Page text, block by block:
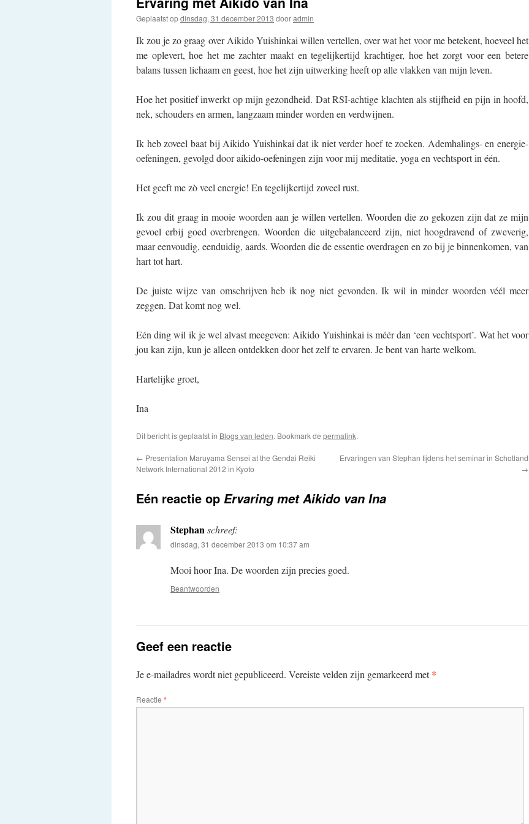
Geplaatst opdinsdag, 31 december 2013 dooradmin
Ik zou je zo graag over Aikido Yuishinkai willen vertellen, over wat het voor me betekent, hoeveel het
me oplevert, hoe het me zachter maakt en tegelijkertijd krachtiger, hoe het zorgt voor een betere
balans tussen lichaam en geest, hoe het zijn uitwerking heeft op alle vlakken van mijn leven.
Hoe het positief inwerkt op mijn gezondheid. Dat RSI-achtige klachten als stijfheid en pijn in hoofd,
nek, schouders en armen, langzaam minder worden en verdwijnen.
Ik heb zoveel baat bij Aikido Yuishinkai dat ik niet verder hoef te zoeken. Ademhalings- en energie-
oefeningen, gevolgd door aikido-oefeningen zijn voor mij meditatie, yoga en vechtsport in één.
Het geeft me zò veel energie! En tegelijkertijd zoveel rust.
Ik zou dit graag in mooie woorden aan je willen vertellen. Woorden die zo gekozen zijn dat ze mijn
gevoel erbij goed overbrengen. Woorden die uitgebalanceerd zijn, niet hoogdravend of zweverig,
maar eenvoudig, eenduidig, aards. Woorden die de essentie overdragen en zo bij je binnenkomen, van
hart tot hart.
De juiste wijze van omschrijven heb ik nog niet gevonden. Ik wil in minder woorden véél meer
zeggen. Dat komt nog wel.
Eén ding wil ik je wel alvast meegeven: Aikido Yuishinkai is méér dan ‘een vechtsport’. Wat het voor
jou kan zijn, kun je alleen ontdekken door het zelf te ervaren. Je bent van harte welkom.
Hartelijke groet,
Ina
Dit bericht is geplaatst in Blogs van leden. Bookmark de permalink.
← Presentation Maruyama Sensei at the Gendai Reiki
Network International 2012 in Kyoto
Ervaringen van Stephan tijdens het seminar in Schotland
→
Eén reactie op Ervaring met Aikido van Ina
Stephanschreef:
dinsdag, 31 december 2013 om 10:37 am
Mooi hoor Ina. De woorden zijn precies goed.
Beantwoorden
Geef een reactie
Je e-mailadres wordt niet gepubliceerd. Vereiste velden zijn gemarkeerd met*
Reactie *